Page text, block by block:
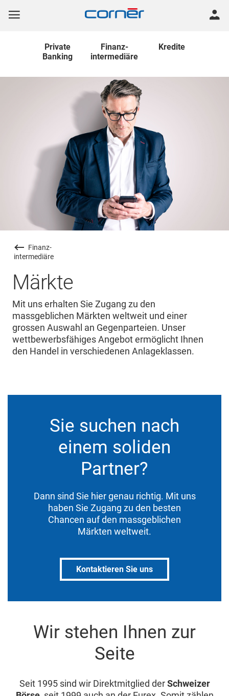
Private
Banking
Finanz-
intermediäre
Kredite
Finanz-
intermediäre
Märkte
Mit uns erhalten Sie Zugang zu den
massgeblichen Märkten weltweit und einer
grossen Auswahl an Gegenparteien. Unser
wettbewerbsfähiges Angebot ermöglicht Ihnen
den Handel in verschiedenen Anlageklassen.
Sie suchen nach
einem soliden
Partner?
Dann sind Sie hier genau richtig. Mit uns
haben Sie Zugang zu den besten
Chancen auf den massgeblichen
Märkten weltweit.
Kontaktieren Sie uns
Wir stehen Ihnen zur
Seite
Seit 1995 sind wir Direktmitglied derSchweizer